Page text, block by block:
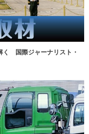
く 国際ジャーナリスト・